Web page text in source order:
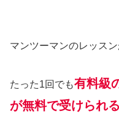
マンツーマンのレッス
たった1回でも有料級
が無料で受けられる